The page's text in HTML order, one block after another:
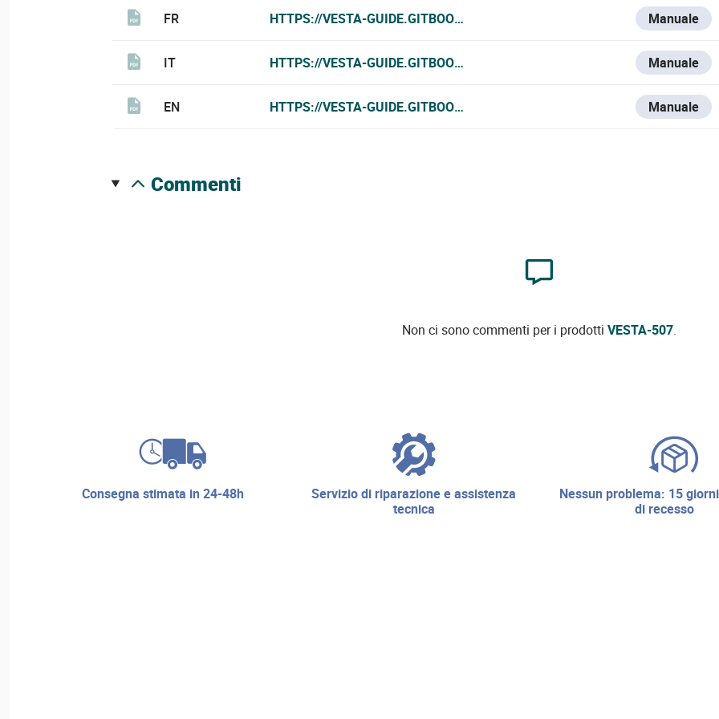
FR HTTPS://VESTA-GUIDE.GITBOOK.IO/VESTA-KNOWLEDGE-BASE/V/FRANCE-
Manuale
IT HTTPS://VESTA-GUIDE.GITBOOK.IO/VESTA-KNOWLEDGE-BASE/V/ITALIAN/
Manuale
EN HTTPS://VESTA-GUIDE.GITBOOK.IO/VESTA-KNOWLEDGE-BASE/VESTA-507
Manuale
commenti
Non ci sono commenti per i prodotti VESTA-507.
consegna stimata in 24-48h
servizio di riparazione e assistenza
tecnica
nessun problema: 15 giorni di diritto
di recesso